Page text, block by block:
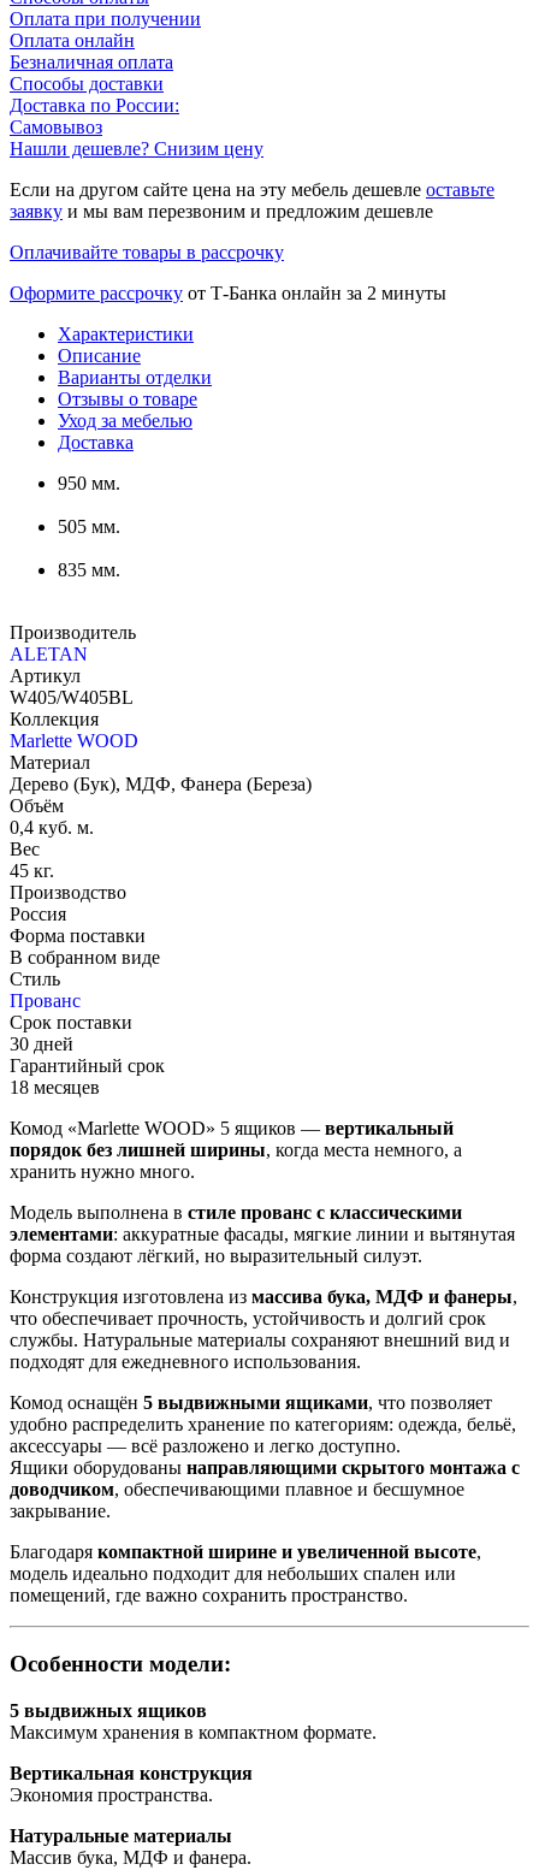
Оплата при получении
Оплата онлайн
Безналичная оплата
Способы доставки
Доставка по России:
Самовывоз
Нашли дешевле? Снизим цену
Если на другом сайте цена на эту мебель дешевле оставьте
заявку и мы вам перезвоним и предложим дешевле
Оплачивайте товары в рассрочку
Оформите рассрочку от Т-Банка онлайн за 2 минуты
Характеристики
Описание
Варианты отделки
Отзывы о товаре
Уход за мебелью
Доставка
950 мм.
505 мм.
835 мм.
Производитель
ALETAN
Артикул
W405/W405BL
Коллекция
Marlette WOOD
Материал
Дерево (Бук), МДФ, Фанера (Береза)
Объём
0,4 куб. м.
Вес
45 кг.
Производство
Россия
Форма поставки
В собранном виде
Стиль
Прованс
Срок поставки
30 дней
Гарантийный срок
18 месяцев
Комод «Marlette WOOD» 5 ящиков — вертикальный
порядок без лишней ширины, когда места немного, а
хранить нужно много.
Модель выполнена в стиле прованс с классическими
элементами: аккуратные фасады, мягкие линии и вытянутая
форма создают лёгкий, но выразительный силуэт.
Конструкция изготовлена из массива бука, МДФ и фанеры,
что обеспечивает прочность, устойчивость и долгий срок
службы. Натуральные материалы сохраняют внешний вид и
подходят для ежедневного использования.
Комод оснащён 5 выдвижными ящиками, что позволяет
удобно распределить хранение по категориям: одежда, бельё,
аксессуары — всё разложено и легко доступно.
Ящики оборудованы направляющими скрытого монтажа с
доводчиком, обеспечивающими плавное и бесшумное
закрывание.
Благодаря компактной ширине и увеличенной высоте,
модель идеально подходит для небольших спален или
помещений, где важно сохранить пространство.
Особенности модели:
5 выдвижных ящиков
Максимум хранения в компактном формате.
Вертикальная конструкция
Экономия пространства.
Натуральные материалы
Массив бука, МДФ и фанера.